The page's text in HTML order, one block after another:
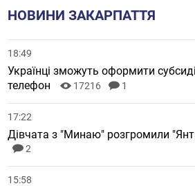
НОВИНИ ЗАКАРПАТТЯ
18:49
Українці зможуть оформити
телефон
17216 1
17:22
Дівчата з "Минаю" розгромили
2
15:58